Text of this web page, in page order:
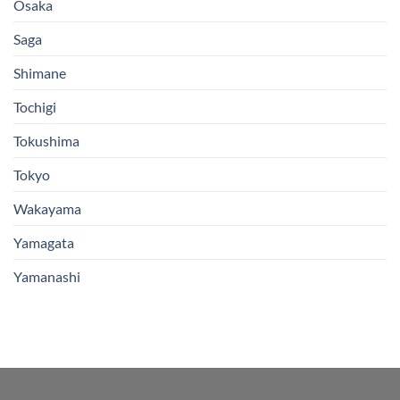
Osaka
Saga
Shimane
Tochigi
Tokushima
Tokyo
Wakayama
Yamagata
Yamanashi